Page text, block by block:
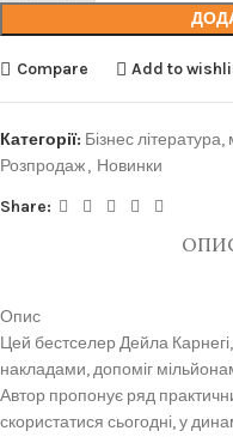
Compare Add to
Категорії: Бізнес література,
Розпродаж, Новинки
Share:
Опис
Цей бестселер Дейла
накладами, допоміг
Автор пропонує ряд
скористатися сьогодні, у